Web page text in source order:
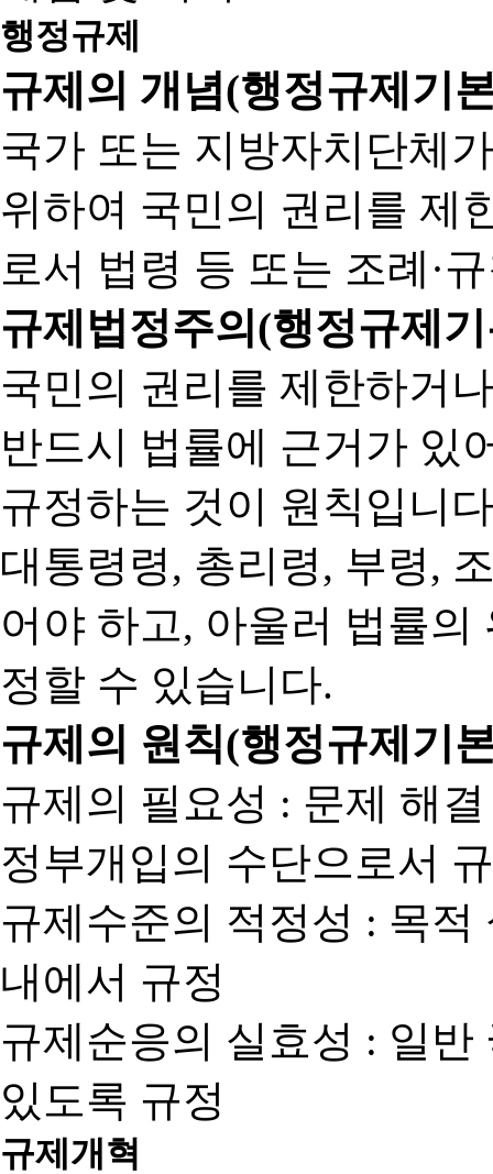
행정규제
규제의 개념(행정규제기
국가 또는 지방자치단체
위하여 국민의 권리를 제
로서 법령 등 또는 조례·
규제법정주의(행정규제
국민의 권리를 제한하거
반드시 법률에 근거가 있
규정하는 것이 원칙입니
대통령령, 총리령, 부령,
어야 하고, 아울러 법률
정할 수 있습니다.
규제의 원칙(행정규제기
규제의 필요성 : 문제 해
정부개입의 수단으로서
규제수준의 적정성 : 목
내에서 규정
규제순응의 실효성 : 일
있도록 규정
규제개혁